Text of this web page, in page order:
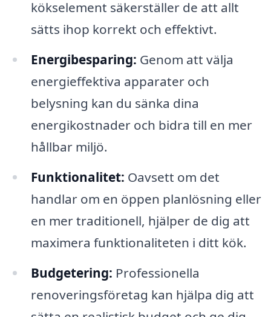
kökselement säkerställer de att allt
sätts ihop korrekt och effektivt.
Energibesparing: Genom att välja
energieffektiva apparater och
belysning kan du sänka dina
energikostnader och bidra till en mer
hållbar miljö.
Funktionalitet: Oavsett om det
handlar om en öppen planlösning eller
en mer traditionell, hjälper de dig att
maximera funktionaliteten i ditt kök.
Budgetering: Professionella
renoveringsföretag kan hjälpa dig att